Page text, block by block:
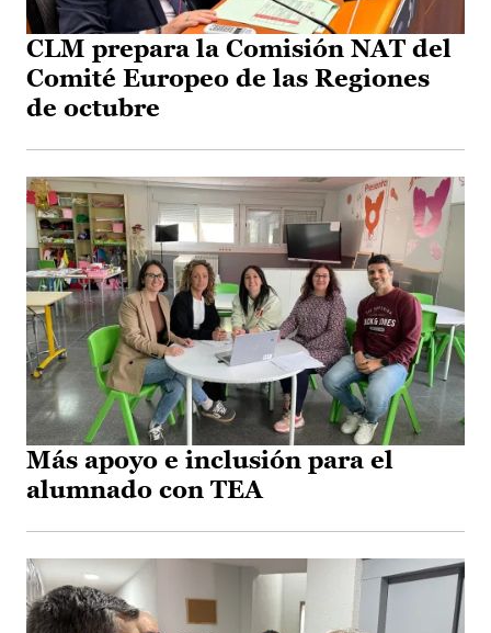
CLM prepara la Comisión NAT del
Comité Europeo de las Regiones
de octubre
Más apoyo e inclusión para el
alumnado con TEA